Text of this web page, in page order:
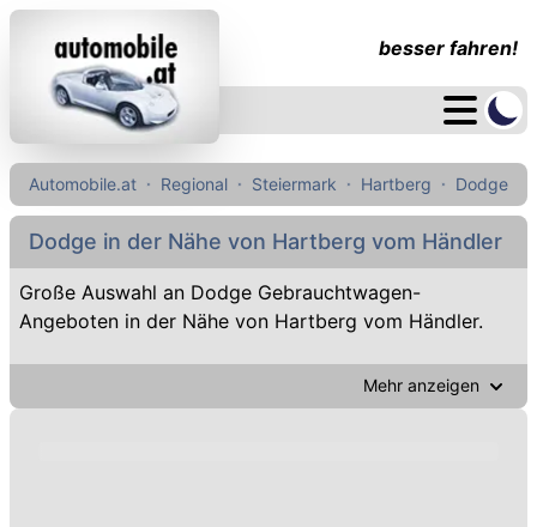
besser fahren!
Automobile.at Regional Steiermark Hartberg Dodge
Dodge in der Nähe von Hartberg vom Händler
Große Auswahl an Dodge Gebrauchtwagen-
Angeboten in der Nähe von Hartberg vom Händler.
Mehr anzeigen